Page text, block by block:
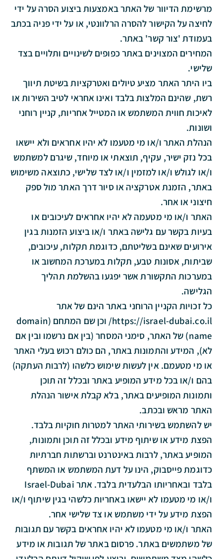
מרשימת הדיוור של האתר באמצעות ביצוע הסרה על ידי
לחיצה על הקישור להסרה הרלוונטי, או על ידי פניה בכתב
בעמודת 'צור קשר' באתר.
המחירים המצוינים באתר כפופים לשינויים ותלויים בצד
שלישי.
ביו היתר האתר מציע טיולים ואטרקציות בשיטת תיווך
רשת, שהינם המלצות בלבד ואינו אחראי לטיב השירות או
לאיכות חווית המשתמש או המטייל אחריות, קניין רוחני
ושונות.
הנהלת האתר ו/או מי מטעמו לא יהיו אחראים ולא יישאו
בכל נזק ישיר, עקיף, תוצאתי או מיוחד, שיגרם למשתמש
ו/או לגולש ו/או למזמין ו/או לצד שלישי, כתוצאה משימוש
באתר, הזמנת אטרקציה או סיור דרך האתר מול ספק
חיצוני או אחר.
האתר ו/או מי מטעמה לא יהיו אחראים לעיכובים או
בעיות בקשר עם גלישה באתר ו/או ביצוע הזמנות בגין
אירועים שאינם בשליטתם, כדוגמת תקלות, עיכובים,
שביתות, אסונות טבע, תקלות במערכת המחשוב או
במערכות התקשורת אשר יפגעו בהשלמת תהליך
הגלישה.
כל זכויות הקניין הרוחני באתר הינם של אתר
https://israel-dubai.co.il/ וכן שם המתחם (domain
name) של האתר, סימני המסחר (בין אם נרשמו ובין אם
לא), המידע והתמונות באתר, הם כולם רכוש בעלי האתר
או מי מטעמם. אין לעשות שימוש כלשהו (לרבות העתקה)
בהם ו/או בכל מידע המופיע באתר ובכלל זה תוכן
ותמונות המופיעים באתר, בלא קבלת אישור הנהלת
האתר מראש ובכתב.
יש להשתמש בשירותי האתר למטרות חוקיות בלבד.
הפצת מידע או שיתוף מידע ובכלל זה תוכן ותמונות,
המופיע באתר, לרבות באינטרנט וברשתות חברתיות
כדוגמת פייסבוק, הינו על דעת המשתמש או המשתף
ו/או מי מטעמו לא יישאו באחריות כלשהי בגין שיתוף ו/או
הפצת מידע על ידי משתמש או צד שלישי אחר.
האתר ו/או מי מטעמו לא יהיו אחראים בקשר עם תגובות
של משתמשים באתר. פרסום באתר של תגובות או מידע